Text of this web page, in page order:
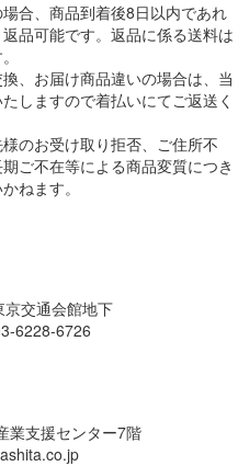
合、商品到着後8日以内であれ
品可能です。返品に係る送料は
、お届け商品違いの場合は、当
しますので着払いにてご返送く
のお受け取り拒否、ご住所不
ご不在等による商品変質につき
ねます。
交通会館地下
6228-6726
業支援センター7階